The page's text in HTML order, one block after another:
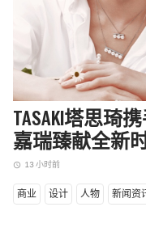
TASAKI塔思琦
嘉瑞臻献全新
access_time 13 小时前
商业 设计 人物 新闻资